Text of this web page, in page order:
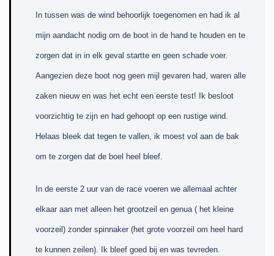
In tussen was de wind behoorlijk toegenomen en had ik al
mijn aandacht nodig om de boot in de hand te houden en te
zorgen dat in in elk geval startte en geen schade voer.
Aangezien deze boot nog geen mijl gevaren had, waren alle
zaken nieuw en was het echt een eerste test! Ik besloot
voorzichtig te zijn en had gehoopt op een rustige wind.
Helaas bleek dat tegen te vallen, ik moest vol aan de bak
om te zorgen dat de boel heel bleef.
In de eerste 2 uur van de race voeren we allemaal achter
elkaar aan met alleen het grootzeil en genua ( het kleine
voorzeil) zonder spinnaker (het grote voorzeil om heel hard
te kunnen zeilen). Ik bleef goed bij en was tevreden.